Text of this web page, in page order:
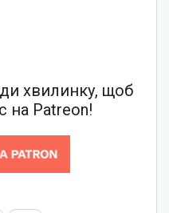
хвилинку, щоб
на Patreon!